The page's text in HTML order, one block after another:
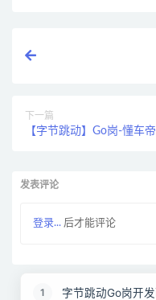
下一篇
【字节跳动】Go岗-懂车
发表评论
登录... 后才能评论
1 字节跳动Go岗开